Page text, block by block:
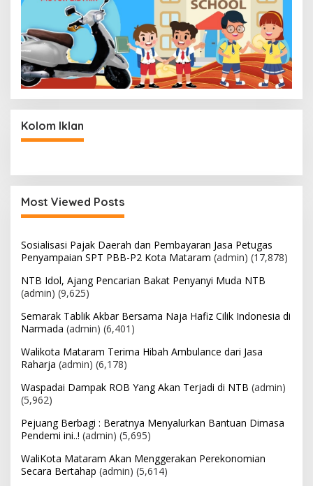
Kolom Iklan
Most Viewed Posts
Sosialisasi Pajak Daerah dan Pembayaran Jasa Petugas
Penyampaian SPT PBB-P2 Kota Mataram (admin) (17,878)
NTB Idol, Ajang Pencarian Bakat Penyanyi Muda NTB
(admin) (9,625)
Semarak Tablik Akbar Bersama Naja Hafiz Cilik Indonesia di
Narmada (admin) (6,401)
Walikota Mataram Terima Hibah Ambulance dari Jasa
Raharja (admin) (6,178)
Waspadai Dampak ROB Yang Akan Terjadi di NTB (admin)
(5,962)
Pejuang Berbagi : Beratnya Menyalurkan Bantuan Dimasa
Pendemi ini..! (admin) (5,695)
WaliKota Mataram Akan Menggerakan Perekonomian
Secara Bertahap (admin) (5,614)